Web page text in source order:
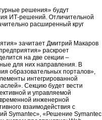
решения» будут
ИТ-решений. Отличительной
расширенный круг
зачитает Дмитрий Макаров
раскроет
на две секции –
для них направления. В
образовательных порталов»,
интегрированной
Секцию будет вести
и управляемой
инженерной
взаимодействия с
Symantec», «Решение Symantec